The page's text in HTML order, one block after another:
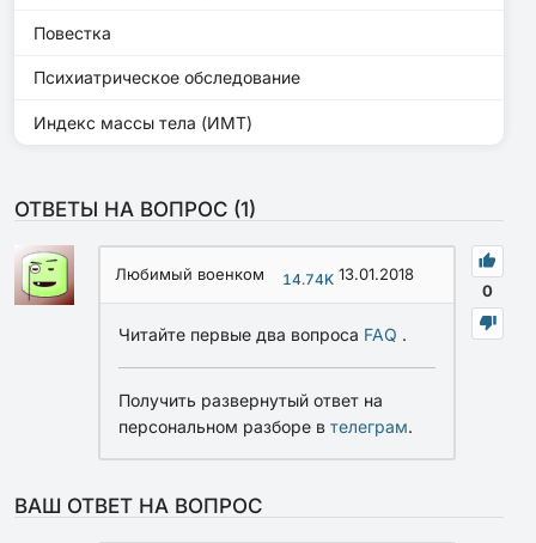
Повестка
Психиатрическое обследование
Индекс массы тела (ИМТ)
ОТВЕТЫ НА ВОПРОС (1)
0
Любимый военком 14.74K 13.01.2018
Читайте первые два вопроса FAQ .
Получить развернутый ответ на
персональном разборе в телеграм.
ВАШ ОТВЕТ НА ВОПРОС